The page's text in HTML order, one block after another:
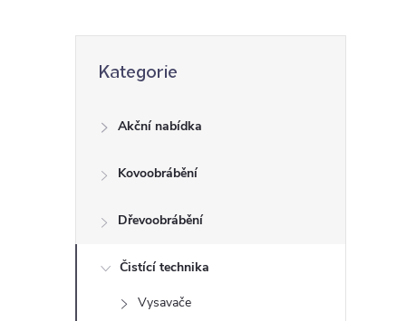
r
kategorie
Kategorie
Akční nabídka
Kovoobrábění
Dřevoobrábění
Čistící technika
Vysavače